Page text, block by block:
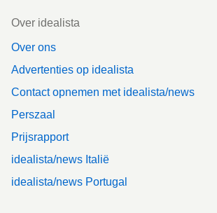
Footer
Over idealista
Over ons
Advertenties op idealista
Contact opnemen met idealista/news
Perszaal
Prijsrapport
idealista/news Italië
idealista/news Portugal